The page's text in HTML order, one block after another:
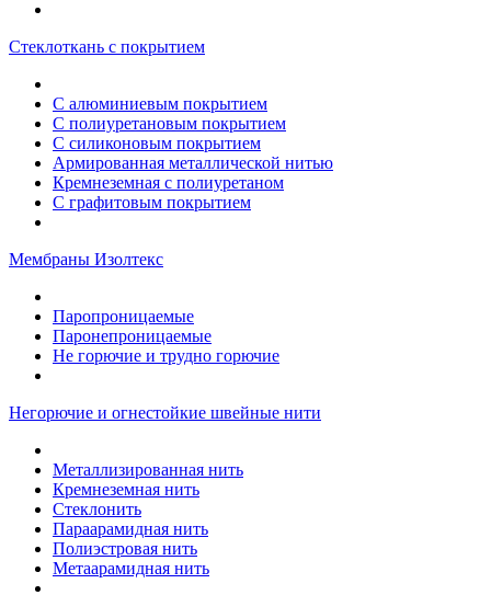
Стеклоткань с покрытием
С алюминиевым покрытием
С полиуретановым покрытием
С силиконовым покрытием
Армированная металлической нитью
Кремнеземная с полиуретаном
С графитовым покрытием
Мембраны Изолтекс
Паропроницаемые
Паронепроницаемые
Не горючие и трудно горючие
Негорючие и огнестойкие швейные нити
Металлизированная нить
Кремнеземная нить
Стеклонить
Параарамидная нить
Полиэстровая нить
Метаарамидная нить